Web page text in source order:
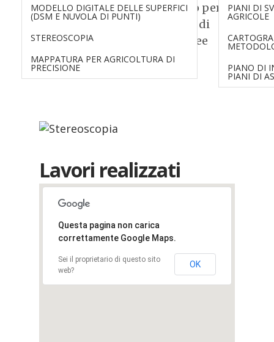
PIANI DI
AGRICOLE
PIANO DI
PIANI DI
MODELLO DIGITALE DELLE SUPERFICI
(DSM E NUVOLA DI PUNTI)
STEREOSCOPIA
MAPPATURA PER AGRICOLTURA DI
PRECISIONE
software e hardware dedicato per
la produzione di planimetrie di
dettaglio dalle immagini aeree
ottenute da drone.
Lavori realizzati
Questa pagina non carica
correttamente Google Maps.
Sei il proprietario di questo sito
web?
OK